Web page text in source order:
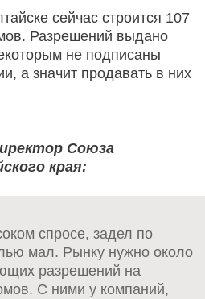
сейчас строится 107
Разрешений выдано
не подписаны
а значит продавать в них
Союза
края:
спросе, задел по
мал. Рынку нужно около
разрешений на
С ними у компаний,